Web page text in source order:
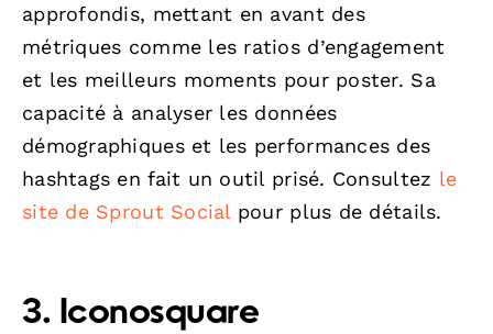
approfondis, mettant en avant des
métriques comme les ratios d’engagement
et les meilleurs moments pour poster. Sa
capacité à analyser les données
démographiques et les performances des
hashtags en fait un outil prisé. Consultez le
site de Sprout Social pour plus de détails.
3. Iconosquare